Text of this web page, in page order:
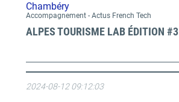
Chambéry
Accompagnement - Actus French Tech
ALPES TOURISME LAB ÉDITION #3
2024-08-12 09:12:03